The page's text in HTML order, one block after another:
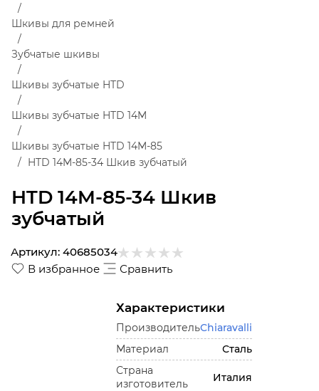
HTD 14M-85-34 Шкив
зубчатый
Шкивы для ремней
Зубчатые шкивы
Шкивы зубчатые HTD
Шкивы зубчатые HTD 14M
Шкивы зубчатые HTD 14M-85
HTD 14M-85-34 Шкив зубчатый
В избранное Сравнить
Артикул: 40685034
Характеристики
ПроизводительChiaravalli
Материал
Сталь
Страна
изготовитель
Италия